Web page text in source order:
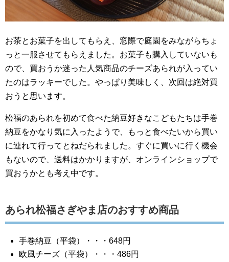
お茶とお菓子を出してもらえ、窓際で庭園をみながらちょ
っと一服させてもらえました。お菓子も購入していないも
ので、買おうか迷った人気商品のチーズあられが入ってい
たのはラッキーでした。やっぱり美味しく、次回は絶対買
おうと思います。
松福のあられを初めて食べた納豆好きなこどもたちは手巻
納豆をかなり気に入ったようで、もっと食べたいから買い
に連れて行ってとねだられました。すぐに買いに行く機会
もないので、送料はかかりますが、オンラインショップで
買おうかとも考え中です。
あられ松福さぎやま店のおすすめ商品
手巻納豆（平袋）・・・648円
欧風チーズ（平袋）・・・486円